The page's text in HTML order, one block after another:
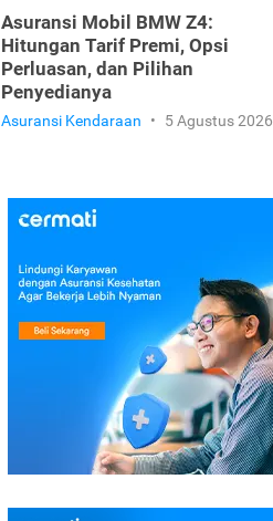
Asuransi Mobil BMW Z4:
Hitungan Tarif Premi, Opsi
Perluasan, dan Pilihan
Penyedianya
Asuransi Kendaraan • 5 Agustus 2026